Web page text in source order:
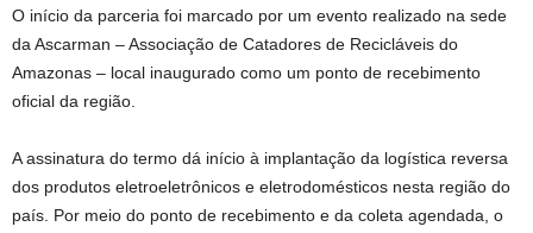
O início da parceria foi marcado por um evento realizado na sede
da Ascarman – Associação de Catadores de Recicláveis do
Amazonas – local inaugurado como um ponto de recebimento
oficial da região.
A assinatura do termo dá início à implantação da logística reversa
dos produtos eletroeletrônicos e eletrodomésticos nesta região do
país. Por meio do ponto de recebimento e da coleta agendada, o